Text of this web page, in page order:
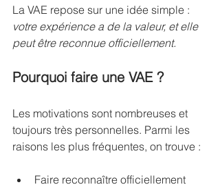
La VAE repose sur une idée simple :
votre expérience a de la valeur, et elle
peut être reconnue officiellement.
Pourquoi faire une VAE ?
Les motivations sont nombreuses et
toujours très personnelles. Parmi les
raisons les plus fréquentes, on trouve :
Faire reconnaître officiellement